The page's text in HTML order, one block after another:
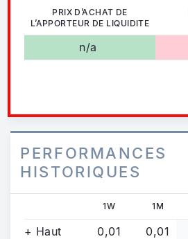
PRIX D’ACHAT DE
L’APPORTEUR DE LIQUIDITE
n/a
PERFORMANCES
HISTORIQUES
1W 1M
+ Haut 0,01 0,01